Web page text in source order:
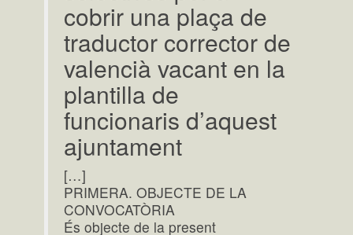
cobrir una plaça de
traductor corrector de
valencià vacant en la
plantilla de
funcionaris d’aquest
ajuntament
[…]
PRIMERA. OBJECTE DE LA
CONVOCATÒRIA
És objecte de la present